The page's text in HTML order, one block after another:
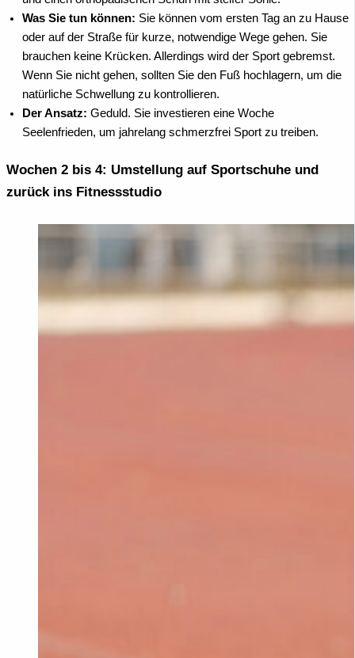
Was Sie tun können: Sie können vom ersten Tag an zu Hause
oder auf der Straße für kurze, notwendige Wege gehen. Sie
brauchen keine Krücken. Allerdings wird der Sport gebremst.
Wenn Sie nicht gehen, sollten Sie den Fuß hochlagern, um die
natürliche Schwellung zu kontrollieren.
Der Ansatz: Geduld. Sie investieren eine Woche
Seelenfrieden, um jahrelang schmerzfrei Sport zu treiben.
Wochen 2 bis 4: Umstellung auf Sportschuhe und
zurück ins Fitnessstudio